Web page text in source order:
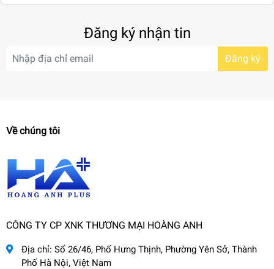
Đăng ký nhận tin
Đăng ký
Về chúng tôi
CÔNG TY CP XNK THƯƠNG MẠI HOÀNG ANH
Địa chỉ: Số 26/46, Phố Hưng Thịnh, Phường Yên Sở, Thành
Phố Hà Nội, Việt Nam